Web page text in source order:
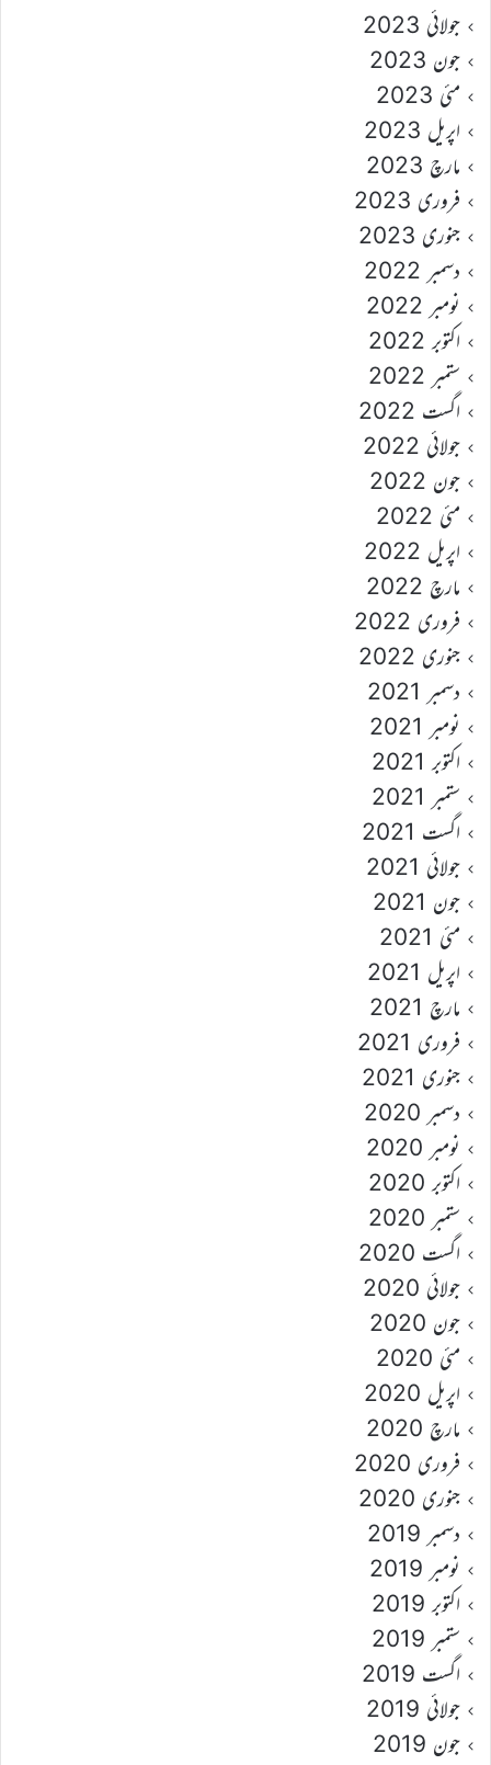
جولائی 2023
جون 2023
مئی 2023
اپریل 2023
مارچ 2023
فروری 2023
جنوری 2023
دسمبر 2022
نومبر 2022
اکتوبر 2022
ستمبر 2022
اگست 2022
جولائی 2022
جون 2022
مئی 2022
اپریل 2022
مارچ 2022
فروری 2022
جنوری 2022
دسمبر 2021
نومبر 2021
اکتوبر 2021
ستمبر 2021
اگست 2021
جولائی 2021
جون 2021
مئی 2021
اپریل 2021
مارچ 2021
فروری 2021
جنوری 2021
دسمبر 2020
نومبر 2020
اکتوبر 2020
ستمبر 2020
اگست 2020
جولائی 2020
جون 2020
مئی 2020
اپریل 2020
مارچ 2020
فروری 2020
جنوری 2020
دسمبر 2019
نومبر 2019
اکتوبر 2019
ستمبر 2019
اگست 2019
جولائی 2019
جون 2019